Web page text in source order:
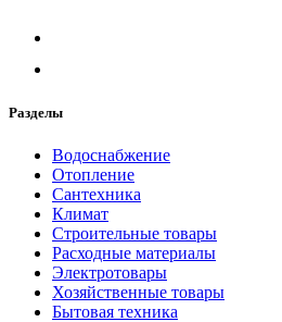
Разделы
Водоснабжение
Отопление
Сантехника
Климат
Строительные товары
Расходные материалы
Электротовары
Хозяйственные товары
Бытовая техника